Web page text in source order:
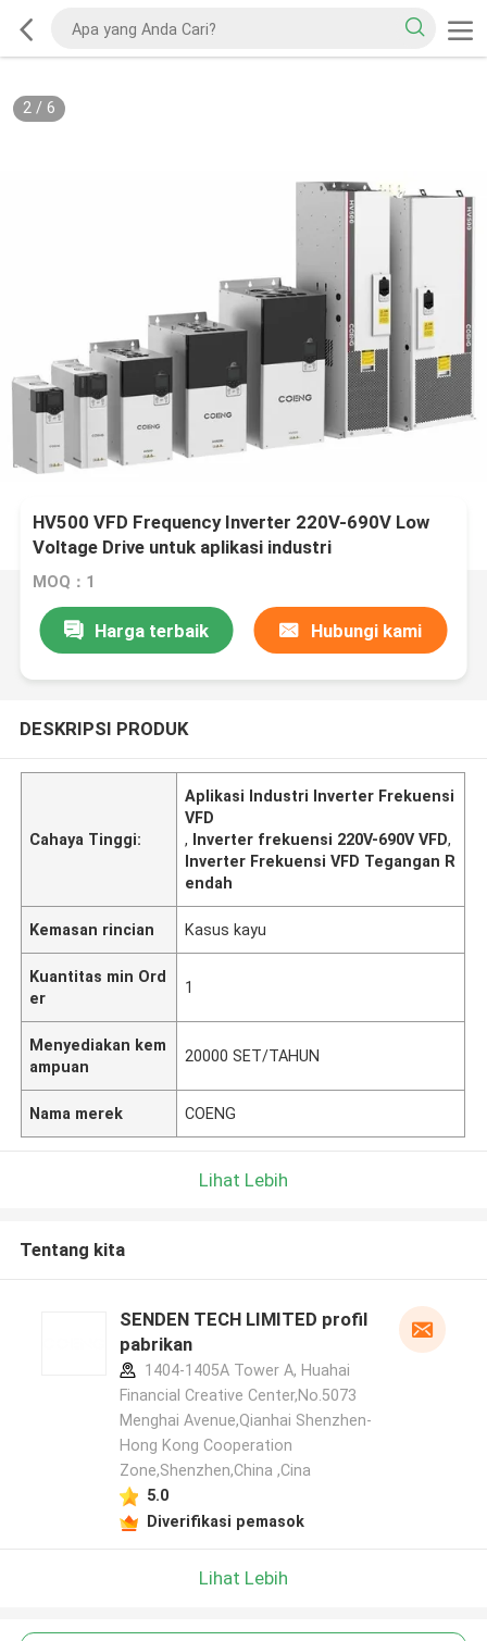
2/ 6
HV500 VFD Frequency Inverter 220V-690V Low
Voltage Drive untuk aplikasi industri
MOQ：1
Harga terbaik Hubungi kami
DESKRIPSI PRODUK
Cahaya Tinggi:
Aplikasi Industri Inverter Frekuensi
VFD
, Inverter frekuensi 220V-690V VFD,
Inverter Frekuensi VFD Tegangan R
endah
Kemasan rincian Kasus kayu
Kuantitas min Ord
er
1
Menyediakan kem
ampuan
20000 SET/TAHUN
Nama merek COENG
Lihat Lebih
Tentang kita
SENDEN TECH LIMITED profil
pabrikan
1404-1405A Tower A, Huahai
Financial Creative Center,No.5073
Menghai Avenue,Qianhai Shenzhen-
Hong Kong Cooperation
Zone,Shenzhen,China ,Cina
5.0
Diverifikasi pemasok
Lihat Lebih